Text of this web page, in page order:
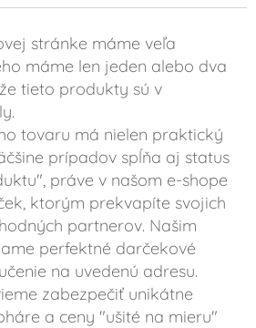
stránke máme veľa
máme len jeden alebo dva
tieto produkty sú v
tovaru má nielen praktický
prípadov spĺňa aj status
práve v našom e-shope
ktorým prekvapíte svojich
partnerov. Našim
perfektné darčekové
na uvedenú adresu.
zabezpečiť unikátne
a ceny "ušité na mieru"